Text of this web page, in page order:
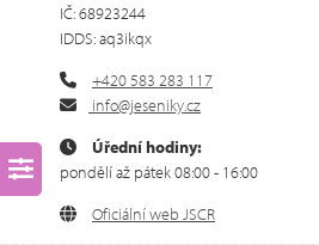
IČ: 68923244
IDDS: aq3ikqx
+420 583 283 117
info@jeseniky.cz
Úřední hodiny:
pondělí až pátek 08:00 - 16:00
Oficiální web JSCR